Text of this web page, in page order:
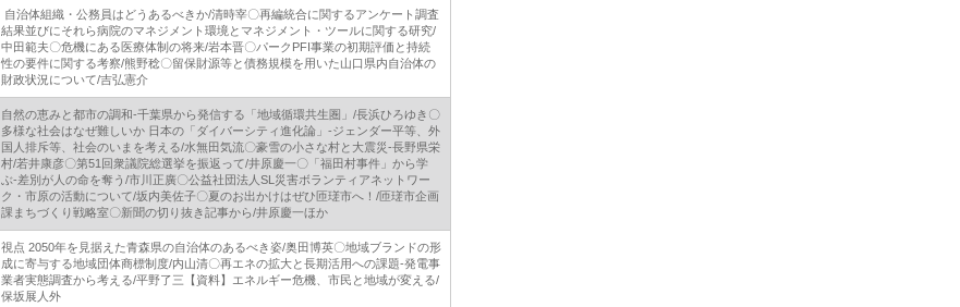
自治体組織・公務員はどうあるべきか/清時宰〇再編統合に関するアンケート調査
結果並びにそれら病院のマネジメント環境とマネジメント・ツールに関する研究/
中田範夫〇危機にある医療体制の将来/岩本晋〇パークPFI事業の初期評価と持続
性の要件に関する考察/熊野稔〇留保財源等と債務規模を用いた山口県内自治体の
財政状況について/吉弘憲介
自然の恵みと都市の調和‐千葉県から発信する「地域循環共生圏」/長浜ひろゆき〇
多様な社会はなぜ難しいか 日本の「ダイバーシティ進化論」‐ジェンダー平等、外
国人排斥等、社会のいまを考える/水無田気流〇豪雪の小さな村と大震災‐長野県栄
村/若井康彦〇第51回衆議院総選挙を振返って/井原慶一〇「福田村事件」から学
ぶ‐差別が人の命を奪う/市川正廣〇公益社団法人SL災害ボランティアネットワー
ク・市原の活動について/坂内美佐子〇夏のお出かけはぜひ匝瑳市へ！/匝瑳市企画
課まちづくり戦略室〇新聞の切り抜き記事から/井原慶一ほか
視点 2050年を見据えた青森県の自治体のあるべき姿/奥田博英〇地域ブランドの形
成に寄与する地域団体商標制度/内山清〇再エネの拡大と長期活用への課題‐発電事
業者実態調査から考える/平野了三【資料】エネルギー危機、市民と地域が変える/
保坂展人外